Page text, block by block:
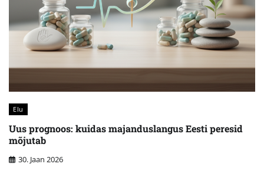
Elu
Uus prognoos: kuidas majanduslangus Eesti peresid
mõjutab
30. Jaan 2026